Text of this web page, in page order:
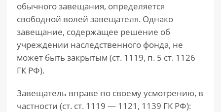
обычного завещания, определяется
свободной волей завещателя. Однако
завещание, содержащее решение об
учреждении наследственного фонда, не
может быть закрытым (ст. 1119, п. 5 ст. 1126
ГК РФ).
Завещатель вправе по своему усмотрению, в
частности (ст. ст. 1119 — 1121, 1139 ГК РФ):